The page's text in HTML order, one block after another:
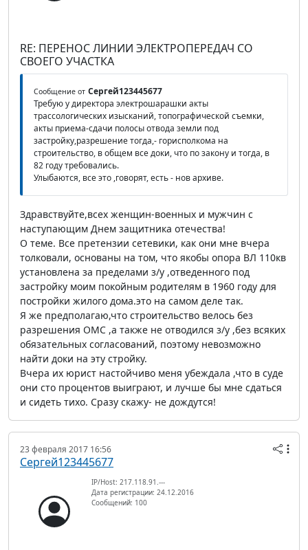
RE: ПЕРЕНОС ЛИНИИ ЭЛЕКТРОПЕРЕДАЧ СО
СВОЕГО УЧАСТКА
Сообщение от Сергей123445677
Требую у директора электрошарашки акты
трассологических изысканий, топографической съемки,
акты приема-сдачи полосы отвода земли под
застройку,разрешение тогда,- горисполкома на
строительство, в общем все доки, что по закону и тогда, в
82 году требовались.
Улыбаются, все это ,говорят, есть - нов архиве.
Здравствуйте,всех женщин-военных и мужчин с
наступающим Днем защитника отечества!
О теме. Все претензии сетевики, как они мне вчера
толковали, основаны на том, что якобы опора ВЛ 110кв
установлена за пределами з/у ,отведенного под
застройку моим покойным родителям в 1960 году для
постройки жилого дома.это на самом деле так.
Я же предполагаю,что строительство велось без
разрешения ОМС ,а также не отводился з/у ,без всяких
обязательных согласований, поэтому невозможно
найти доки на эту стройку.
Вчера их юрист настойчиво меня убеждала ,что в суде
они сто процентов выиграют, и лучше бы мне сдаться
и сидеть тихо. Сразу скажу- не дождутся!
23 февраля 2017 16:56
Сергей123445677
IP/Host: 217.118.91.---
Дата регистрации: 24.12.2016
Сообщений: 100